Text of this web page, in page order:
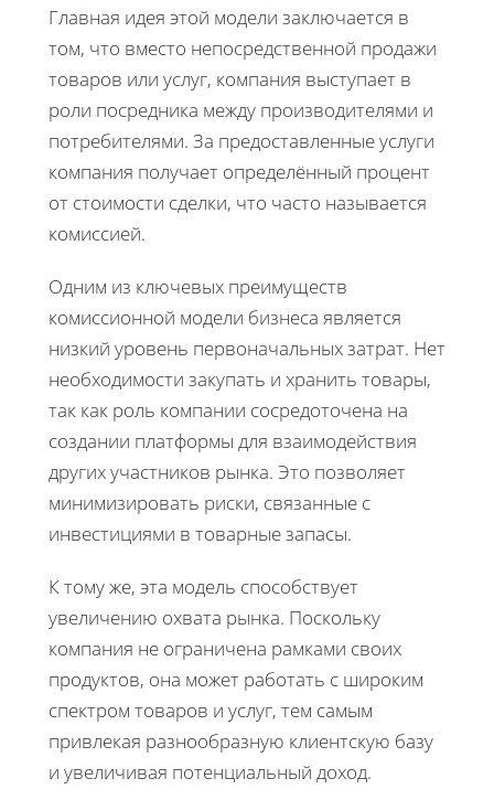
Главная идея этой модели заключается в
том, что вместо непосредственной продажи
товаров или услуг, компания выступает в
роли посредника между производителями и
потребителями. За предоставленные услуги
компания получает определённый процент
от стоимости сделки, что часто называется
комиссией.
Одним из ключевых преимуществ
комиссионной модели бизнеса является
низкий уровень первоначальных затрат. Нет
необходимости закупать и хранить товары,
так как роль компании сосредоточена на
создании платформы для взаимодействия
других участников рынка. Это позволяет
минимизировать риски, связанные с
инвестициями в товарные запасы.
К тому же, эта модель способствует
увеличению охвата рынка. Поскольку
компания не ограничена рамками своих
продуктов, она может работать с широким
спектром товаров и услуг, тем самым
привлекая разнообразную клиентскую базу
и увеличивая потенциальный доход.